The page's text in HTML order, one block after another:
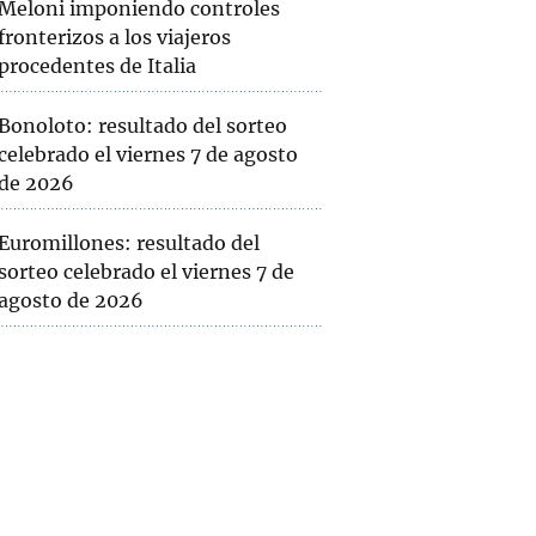
imponiendo controles
a los viajeros
de Italia
resultado del sorteo
el viernes 7 de agosto
2026
resultado del
celebrado el viernes 7 de
de 2026